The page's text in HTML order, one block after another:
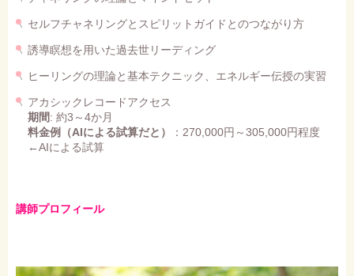
セルフチャネリングとスピリットガイドとのつながり方
誘導瞑想を用いた過去世リーディング
ヒーリングの理論と基本テクニック、エネルギー伝授の実習
アカシックレコードアクセス
期間: 約3～4か月
料金例 （AIによる試算だと）
：270,000円～305,000円程度
←AIによる試算
講師プロフィール